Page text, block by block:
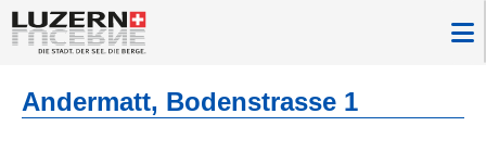
Andermatt, Bodenstrasse 1